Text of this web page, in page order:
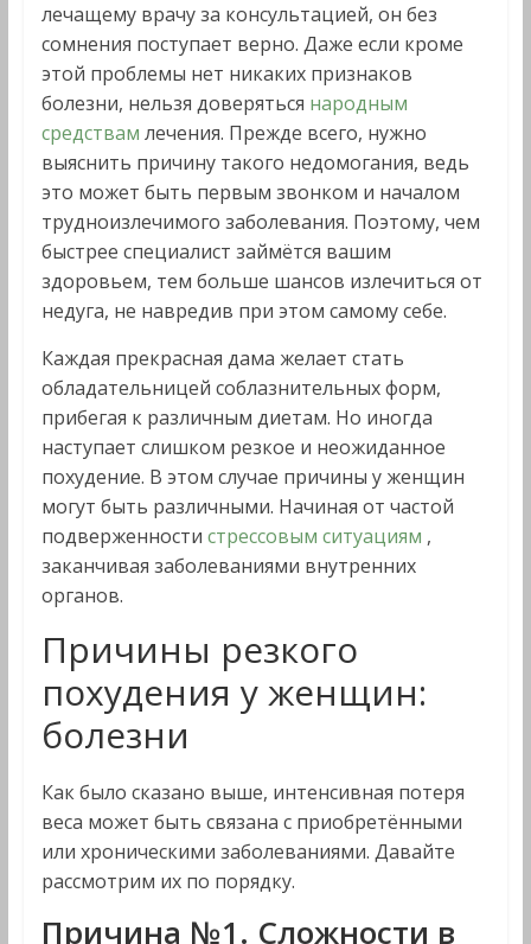
лечащему врачу за консультацией, он без
сомнения поступает верно. Даже если кроме
этой проблемы нет никаких признаков
болезни, нельзя доверяться народным
средствам лечения. Прежде всего, нужно
выяснить причину такого недомогания, ведь
это может быть первым звонком и началом
трудноизлечимого заболевания. Поэтому, чем
быстрее специалист займётся вашим
здоровьем, тем больше шансов излечиться от
недуга, не навредив при этом самому себе.
Каждая прекрасная дама желает стать
обладательницей соблазнительных форм,
прибегая к различным диетам. Но иногда
наступает слишком резкое и неожиданное
похудение. В этом случае причины у женщин
могут быть различными. Начиная от частой
подверженности стрессовым ситуациям ,
заканчивая заболеваниями внутренних
органов.
Причины резкого
похудения у женщин:
болезни
Как было сказано выше, интенсивная потеря
веса может быть связана с приобретёнными
или хроническими заболеваниями. Давайте
рассмотрим их по порядку.
Причина №1. Сложности в